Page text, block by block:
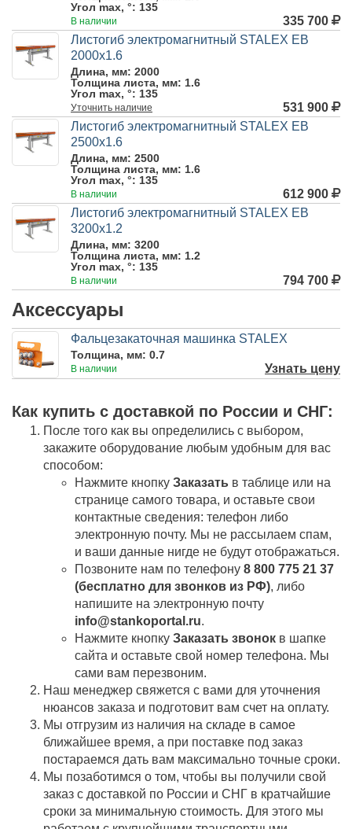
Угол max, °: 135
В наличии
335 700
Листогиб электромагнитный STALEX EB
2000x1.6
Длина, мм: 2000
Толщина листа, мм: 1.6
Угол max, °: 135
Уточнить наличие
531 900
Листогиб электромагнитный STALEX EB
2500x1.6
Длина, мм: 2500
Толщина листа, мм: 1.6
Угол max, °: 135
В наличии
612 900
Листогиб электромагнитный STALEX EB
3200x1.2
Длина, мм: 3200
Толщина листа, мм: 1.2
Угол max, °: 135
В наличии 794 700
Аксессуары
Фальцезакаточная машинка STALEX
Толщина, мм: 0.7
В наличии Узнать цену
Как купить c доставкой по России и СНГ:
После того как вы определились с выбором,
закажите оборудование любым удобным для вас
способом:
Нажмите кнопку Заказать в таблице или на
странице самого товара, и оставьте свои
контактные сведения: телефон либо
электронную почту. Мы не рассылаем спам,
и ваши данные нигде не будут отображаться.
Позвоните нам по телефону 8 800 775 21 37
(бесплатно для звонков из РФ), либо
напишите на электронную почту
info@stankoportal.ru.
Нажмите кнопку Заказать звонок в шапке
сайта и оставьте свой номер телефона. Мы
сами вам перезвоним.
Наш менеджер свяжется с вами для уточнения
нюансов заказа и подготовит вам счет на оплату.
Мы отгрузим из наличия на складе в самое
ближайшее время, а при поставке под заказ
постараемся дать вам максимально точные сроки.
Мы позаботимся о том, чтобы вы получили свой
заказ c доставкой по России и СНГ в кратчайшие
сроки за минимальную стоимость. Для этого мы